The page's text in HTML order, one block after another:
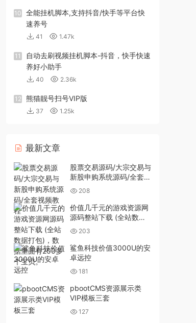
10
全能挂机脚本,支持抖音/快手等平台快
速养号
41 1.47k
11
自动去刷视频挂机脚本-抖音，快手快速
养好小助手
40 2.36k
12 熊猫靓号扫号VIP版
37 1.25k
最新文章
股票交易源码/大宗交易与
新股申购系统源码/全套视
频教程
208
价值几千元的游戏资源网
源码整站下载 (全站数据
打包)，数据里面有200多
个宝贝。
203
鲨鱼科技价值3000U的安
卓远控
181
pbootCMS资源展示类
VIP模板三套
127